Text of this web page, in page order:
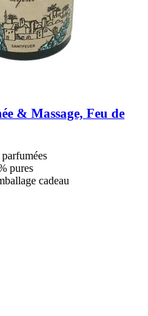
& Massage, Feu de
pures
cadeau